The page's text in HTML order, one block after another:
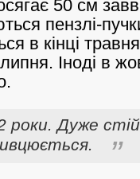
50 см
пензлі-
в кінці
Іноді в
роки. Дуже